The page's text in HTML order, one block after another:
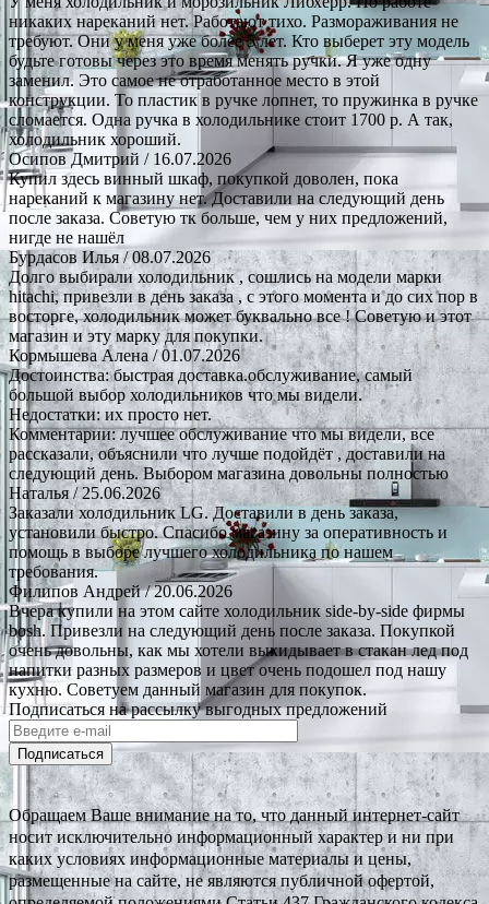
никаких нареканий нет. Работают тихо. Размораживания не
требуют. Они у меня уже более 5 лет. Кто выберет эту модель
будьте готовы через это время менять ручки. Я уже одну
заменил. Это самое не отработанное место в этой
конструкции. То пластик в ручке лопнет, то пружинка в ручке
сломается. Одна ручка в холодильнике стоит 1700 р. А так,
холодильник хороший.
Осипов Дмитрий / 16.07.2026
Купил здесь винный шкаф, покупкой доволен, пока
нареканий к магазину нет. Доставили на следующий день
после заказа. Советую тк больше, чем у них предложений,
нигде не нашёл
Бурдасов Илья/ 08.07.2026
Долго выбирали холодильник , сошлись на модели марки
hitachi, привезли в день заказа , с этого момента и до сих пор в
восторге, холодильник может буквально все ! Советую и этот
магазин и эту марку для покупки.
Кормышева Алена / 01.07.2026
Достоинства: быстрая доставка.обслуживание, самый
большой выбор холодильников что мы видели.
Недостатки: их просто нет.
Комментарии: лучшее обслуживание что мы видели, все
рассказали, объяснили что лучше подойдёт , доставили на
следующий день. Выбором магазина довольны полностью
Наталья/ 25.06.2026
Заказали холодильник LG. Доставили в день заказа,
установили быстро. Спасибо магазину за оперативность и
помощь в выборе лучшего холодильника по нашем
требования.
Филипов Андрей/ 20.06.2026
Вчера купили на этом сайте холодильник side-by-side фирмы
bosh. Привезли на следующий день после заказа. Покупкой
очень довольны, как мы хотели выкидывает в стакан лед под
напитки разных размеров и цвет очень подошел под нашу
кухню. Советуем данный магазин для покупок.
Подписаться на рассылку выгодных предложений
Подписаться
Обращаем Ваше внимание на то, что данный интернет-сайт
носит исключительно информационный характер и ни при
каких условиях информационные материалы и цены,
размещенные на сайте, не являются публичной офертой,